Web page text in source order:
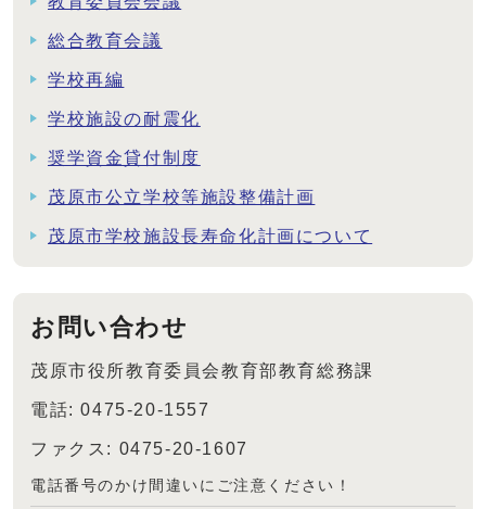
総合教育会議
学校再編
学校施設の耐震化
奨学資金貸付制度
茂原市公立学校等施設整備計画
茂原市学校施設長寿命化計画について
お問い合わせ
茂原市役所教育委員会教育部教育総務課
電話: 0475-20-1557
ファクス: 0475-20-1607
電話番号のかけ間違いにご注意ください！